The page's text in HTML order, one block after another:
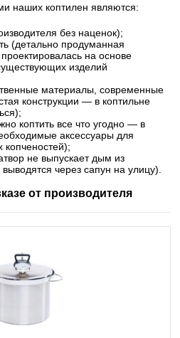
наших коптилен являются:
без наценок);
(детально продуманная
на основе
изделий
материалы, современные
конструкции — в коптильне
коптить все что угодно — в
аксессуары для
копченостей);
не выпускает дым из
через сапун на улицу).
от производителя